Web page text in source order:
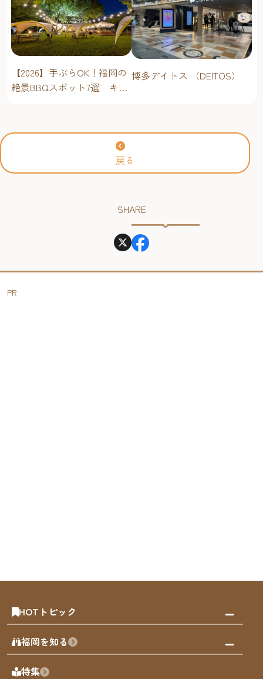
【2026】手ぶらOK！福岡の
絶景BBQスポット7選 キャ
博多デイトス （DEITOS）
戻る
SHARE
PR
HOTトピック
みんなの旅行記
天神エリア
博多旧市街
福岡を知る
福岡の見どころ
特集